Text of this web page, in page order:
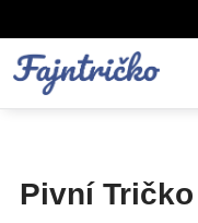
Pivní